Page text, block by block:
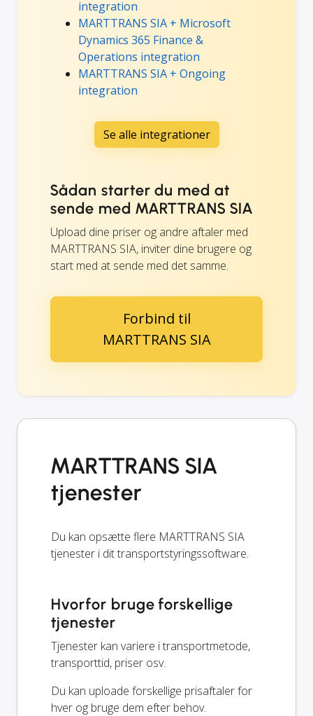
integration
MARTTRANS SIA + Microsoft
Dynamics 365 Finance &
Operations integration
MARTTRANS SIA + Ongoing
integration
Se alle integrationer
Sådan starter du med at
sende med MARTTRANS SIA
Upload dine priser og andre aftaler med
MARTTRANS SIA, inviter dine brugere og
start med at sende med det samme.
Forbind til
MARTTRANS SIA
MARTTRANS SIA
tjenester
Du kan opsætte flere MARTTRANS SIA
tjenester i dit transportstyringssoftware.
Hvorfor bruge forskellige
tjenester
Tjenester kan variere i transportmetode,
transporttid, priser osv.
Du kan uploade forskellige prisaftaler for
hver og bruge dem efter behov.